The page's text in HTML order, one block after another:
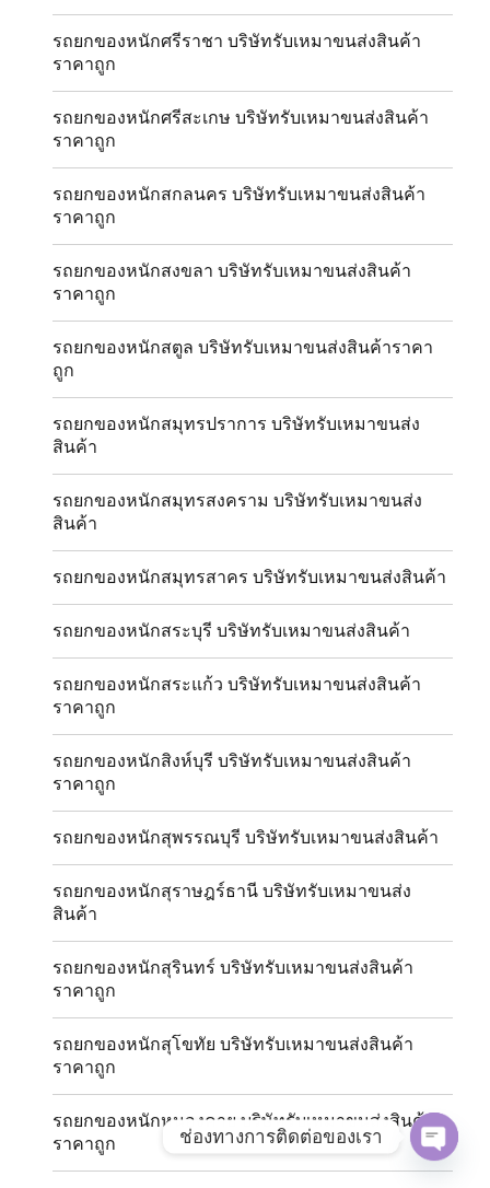
รถยกของหนักศรีราชา บริษัทรับเหมาขนส่งสินค้า
ราคาถูก
รถยกของหนักศรีสะเกษ บริษัทรับเหมาขนส่งสินค้า
ราคาถูก
รถยกของหนักสกลนคร บริษัทรับเหมาขนส่งสินค้า
ราคาถูก
รถยกของหนักสงขลา บริษัทรับเหมาขนส่งสินค้า
ราคาถูก
รถยกของหนักสตูล บริษัทรับเหมาขนส่งสินค้าราคา
ถูก
รถยกของหนักสมุทรปราการ บริษัทรับเหมาขนส่ง
สินค้า
รถยกของหนักสมุทรสงคราม บริษัทรับเหมาขนส่ง
สินค้า
รถยกของหนักสมุทรสาคร บริษัทรับเหมาขนส่งสินค้า
รถยกของหนักสระบุรี บริษัทรับเหมาขนส่งสินค้า
รถยกของหนักสระแก้ว บริษัทรับเหมาขนส่งสินค้า
ราคาถูก
รถยกของหนักสิงห์บุรี บริษัทรับเหมาขนส่งสินค้า
ราคาถูก
รถยกของหนักสุพรรณบุรี บริษัทรับเหมาขนส่งสินค้า
รถยกของหนักสุราษฎร์ธานี บริษัทรับเหมาขนส่ง
สินค้า
รถยกของหนักสุรินทร์ บริษัทรับเหมาขนส่งสินค้า
ราคาถูก
รถยกของหนักสุโขทัย บริษัทรับเหมาขนส่งสินค้า
ราคาถูก
รถยกของหนักหนองคาย บริษัทรับเหมาขนส่งสินค้า
ราคาถูก
ช่องทางการติดต่อของเรา
OPEN